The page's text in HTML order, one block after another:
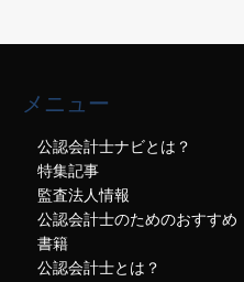
メニュー
公認会計士ナビとは？
特集記事
監査法人情報
公認会計士のためのおすすめ
書籍
公認会計士とは？